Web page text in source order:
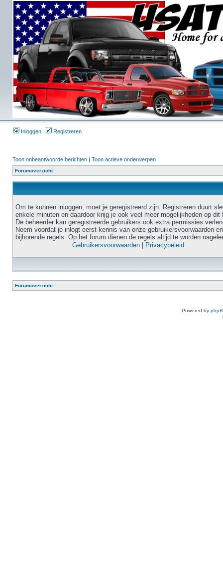
Inloggen Registreren
Toon onbeantwoorde berichten | Toon actieve onderwerpen
Forumoverzicht
Om te kunnen inloggen, moet je geregistreerd zijn. Registreren duurt
enkele minuten en daardoor krijg je ook veel meer mogelijkheden op dit
De beheerder kan geregistreerde gebruikers ook extra permissies
Neem voordat je inlogt eerst kennis van onze gebruikersvoorwaarden en
bijhorende regels. Op het forum dienen de regels altijd te worden
Gebruikersvoorwaarden
Privacybeleid
Forumoverzicht
Powered by